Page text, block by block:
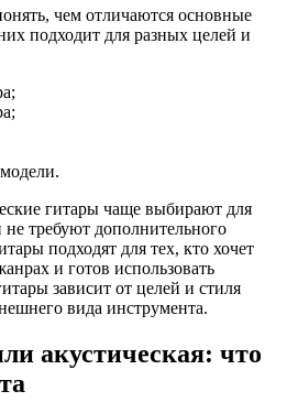
чем отличаются основные
подходит для разных целей и
гитары чаще выбирают для
требуют дополнительного
подходят для тех, кто хочет
и готов использовать
зависит от целей и стиля
вида инструмента.
акустическая: что